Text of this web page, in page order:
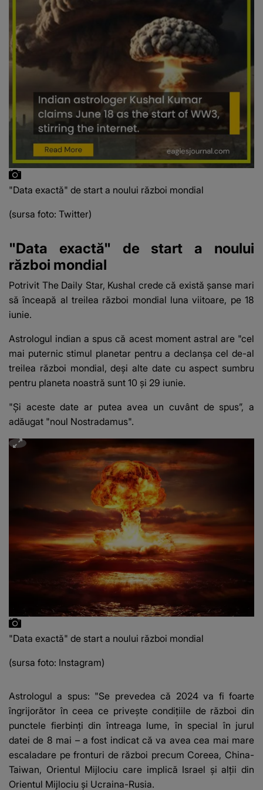
"Data exactă" de start a noului război mondial
(sursa foto: Twitter)
"Data exactă" de start a noului
război mondial
Potrivit The Daily Star, Kushal crede că există șanse mari
să înceapă al treilea război mondial luna viitoare, pe 18
iunie.
Astrologul indian a spus că acest moment astral are "cel
mai puternic stimul planetar pentru a declanșa cel de-al
treilea război mondial, deși alte date cu aspect sumbru
pentru planeta noastră sunt 10 și 29 iunie.
"Și aceste date ar putea avea un cuvânt de spus”, a
adăugat "noul Nostradamus".
"Data exactă" de start a noului război mondial
(sursa foto: Instagram)
Astrologul a spus: "Se prevedea că 2024 va fi foarte
îngrijorător în ceea ce privește condițiile de război din
punctele fierbinți din întreaga lume, în special în jurul
datei de 8 mai – a fost indicat că va avea cea mai mare
escaladare pe fronturi de război precum Coreea, China-
Taiwan, Orientul Mijlociu care implică Israel și alții din
Orientul Mijlociu și Ucraina-Rusia.